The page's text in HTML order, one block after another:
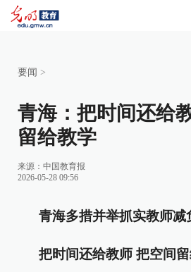
要闻 >
青海：把时间还给
留给教学
来源： 中国教育报
2026-05-28 09:56
青海多措并举抓实教师减
把时间还给教师 把空间